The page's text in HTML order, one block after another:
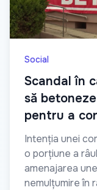
Social
Scandal în
să
pentru a
Intenția unei
o porțiune a
amenajarea
nemulțumire în